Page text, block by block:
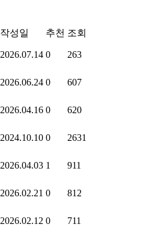
작성일 추천 조회
2026.07.14 0 263
2026.06.24 0 607
2026.04.16 0 620
2024.10.10 0 2631
2026.04.03 1 911
2026.02.21 0 812
2026.02.12 0 711